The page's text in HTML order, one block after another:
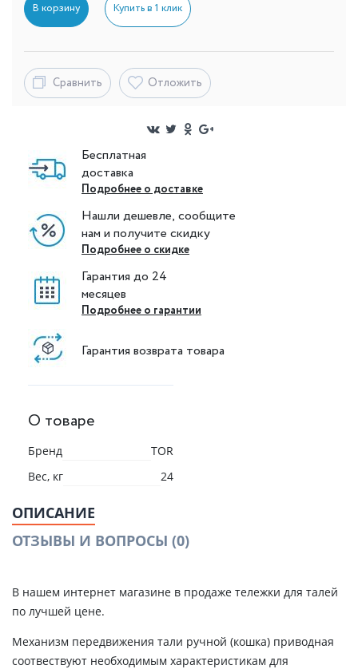
В корзину Купить в 1 клик
Сравнить Отложить
Бесплатная
доставка
Подробнее о доставке
Нашли дешевле, сообщите
нам и получите скидку
Подробнее о скидке
Гарантия до 24
месяцев
Подробнее о гарантии
Гарантия возврата товара
О товаре
Бренд
TOR
Вес, кг
24
ОПИСАНИЕ
ОТЗЫВЫ И ВОПРОСЫ (0)
В нашем интернет магазине в продаже тележки для талей
по лучшей цене.
Механизм передвижения тали ручной (кошка) приводная
соотвествуют необходимым характеристикам для